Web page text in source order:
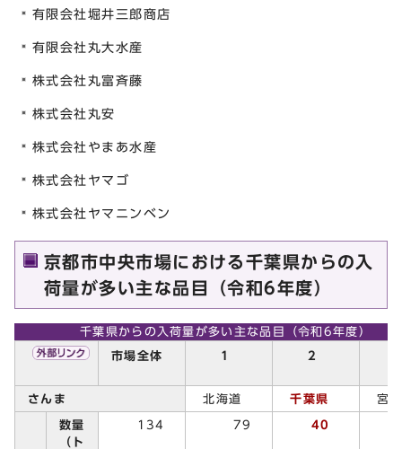
有限会社堀井三郎商店
有限会社丸大水産
株式会社丸富斉藤
株式会社丸安
株式会社やまあ水産
株式会社ヤマゴ
株式会社ヤマニンベン
京都市中央市場における千葉県からの入
荷量が多い主な品目（令和6年度）
千葉県からの入荷量が多い主な品目（令和6年度）
市場全体 1 2
さんま 北海道 千葉県 宮
数量
（ト
134 79 40